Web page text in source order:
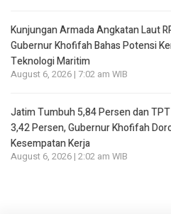
Kunjungan Armada Angkatan Laut
Gubernur Khofifah Bahas Potensi
Teknologi Maritim
August 6, 2026 | 7:02 am WIB
Jatim Tumbuh 5,84 Persen dan
3,42 Persen, Gubernur Khofifah
Kesempatan Kerja
August 6, 2026 | 2:02 am WIB